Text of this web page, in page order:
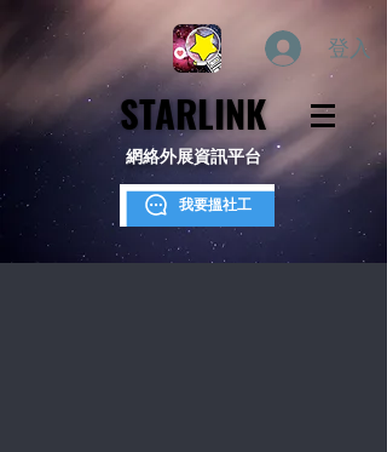
登入
STARLINK
STARLINK
網絡外展資訊平台
我要搵社工